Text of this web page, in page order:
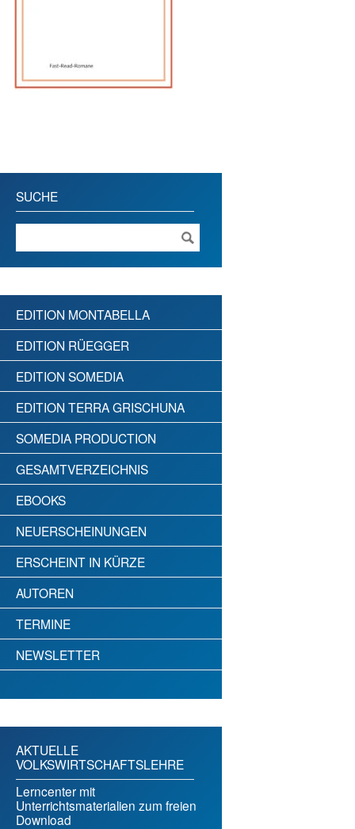
SUCHE
EDITION MONTABELLA
EDITION RÜEGGER
EDITION SOMEDIA
EDITION TERRA GRISCHUNA
SOMEDIA PRODUCTION
GESAMTVERZEICHNIS
EBOOKS
NEUERSCHEINUNGEN
ERSCHEINT IN KÜRZE
AUTOREN
TERMINE
NEWSLETTER
AKTUELLE
VOLKSWIRTSCHAFTSLEHRE
Lerncenter mit
Unterrichtsmaterialien zum freien
Download